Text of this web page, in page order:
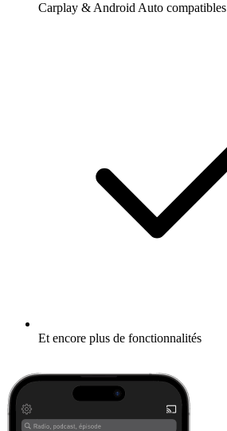
Carplay & Android Auto compatibles
Et encore plus de fonctionnalités